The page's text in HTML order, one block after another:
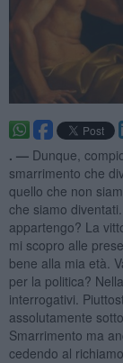
. — Dunque,
smarrimento che
quello che non
che siamo
appartengo? La
mi scopro alle
bene alla mia età.
per la politica?
interrogativi.
assolutamente
Smarrimento ma
cedendo al